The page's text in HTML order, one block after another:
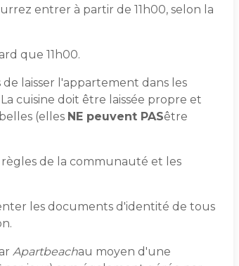
entrer à partir de 11h00, selon la
que 11h00.
de laisser l'appartement dans les
cuisine doit être laissée propre et
(elles NE peuvent PASêtre
de la communauté et les
les documents d'identité de tous
Apartbeachau moyen d'une